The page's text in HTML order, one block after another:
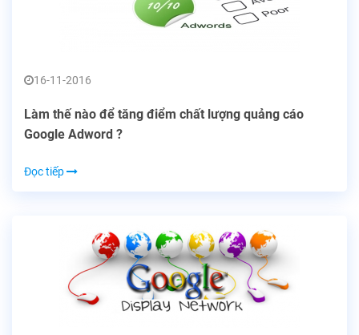
16-11-2016
Làm thế nào để tăng điểm chất lượng quảng cáo
Google Adword ?
Đọc tiếp